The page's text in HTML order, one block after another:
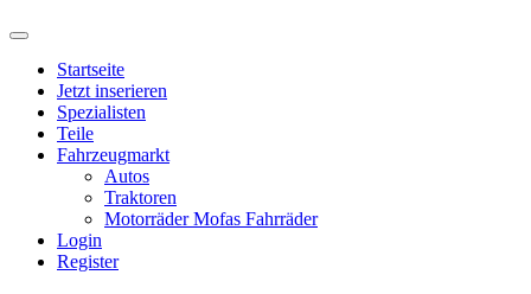
Startseite
Jetzt inserieren
Spezialisten
Teile
Fahrzeugmarkt
Autos
Traktoren
Motorräder Mofas Fahrräder
Login
Register